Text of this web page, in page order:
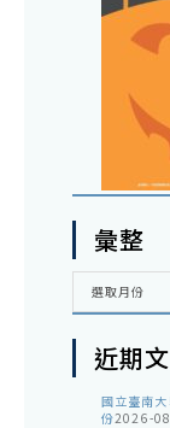
彙整
彙
選取月份
近期
國立臺南
份2026-